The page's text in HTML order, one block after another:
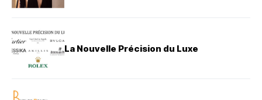
La Nouvelle Précision du Luxe